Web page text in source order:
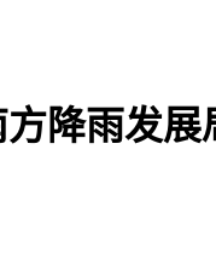
降雨发